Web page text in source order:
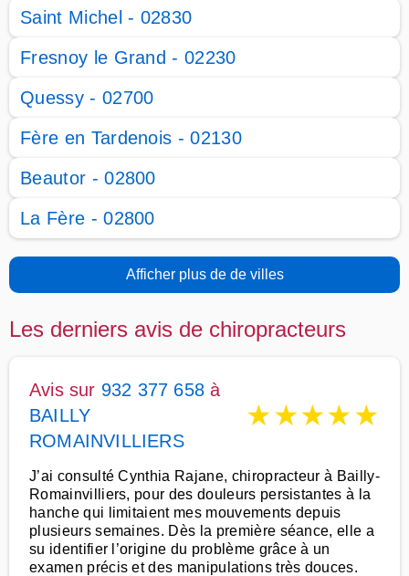
Saint Michel - 02830
Fresnoy le Grand - 02230
Quessy - 02700
Fère en Tardenois - 02130
Beautor - 02800
La Fère - 02800
Afficher plus de de villes
Les derniers avis de chiropracteurs
Avis sur 932 377 658 à
BAILLY
ROMAINVILLIERS
★★★★★
J’ai consulté Cynthia Rajane, chiropracteur à Bailly-
Romainvilliers, pour des douleurs persistantes à la
hanche qui limitaient mes mouvements depuis
plusieurs semaines. Dès la première séance, elle a
su identifier l’origine du problème grâce à un
examen précis et des manipulations très douces.